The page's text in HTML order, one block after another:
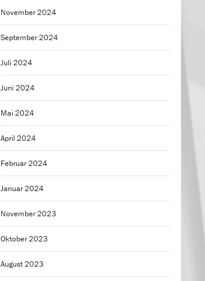
November 2024
September 2024
Juli 2024
Juni 2024
Mai 2024
April 2024
Februar 2024
Januar 2024
November 2023
Oktober 2023
August 2023